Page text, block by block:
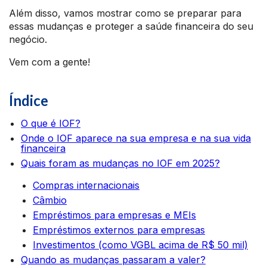
Além disso, vamos mostrar como se preparar para
essas mudanças e proteger a saúde financeira do seu
negócio.
Vem com a gente!
Índice
O que é IOF?
Onde o IOF aparece na sua empresa e na sua vida
financeira
Quais foram as mudanças no IOF em 2025?
Compras internacionais
Câmbio
Empréstimos para empresas e MEIs
Empréstimos externos para empresas
Investimentos (como VGBL acima de R$ 50 mil)
Quando as mudanças passaram a valer?